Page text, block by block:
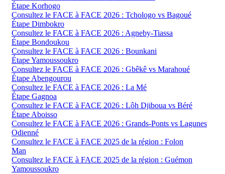
Étape Korhogo
Consultez le FACE à FACE 2026 : Tchologo vs Bagoué
Étape Dimbokro
Consultez le FACE à FACE 2026 : Agneby-Tiassa
Étape Bondoukou
Consultez le FACE à FACE 2026 : Bounkani
Étape Yamoussoukro
Consultez le FACE à FACE 2026 : Gbêkê vs Marahoué
Étape Abengourou
Consultez le FACE à FACE 2026 : La Mé
Étape Gagnoa
Consultez le FACE à FACE 2026 : Lôh Djiboua vs Béré
Étape Aboisso
Consultez le FACE à FACE 2026 : Grands-Ponts vs Lagunes
Odienné
Consultez le FACE à FACE 2025 de la région : Folon
Man
Consultez le FACE à FACE 2025 de la région : Guémon
Yamoussoukro